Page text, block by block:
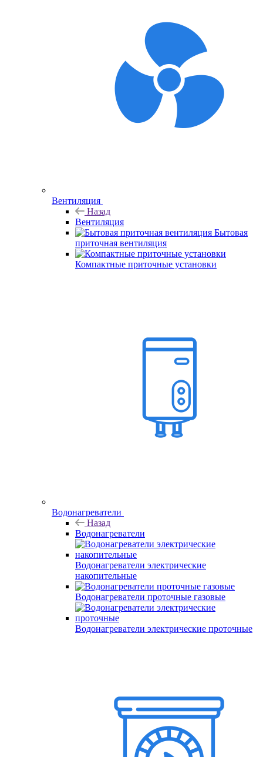
Вентиляция
Назад
Вентиляция
Бытовая
приточная вентиляция
Компактные приточные установки
Водонагреватели
Назад
Водонагреватели
Водонагреватели электрические
накопительные
Водонагреватели проточные газовые
Водонагреватели электрические проточные